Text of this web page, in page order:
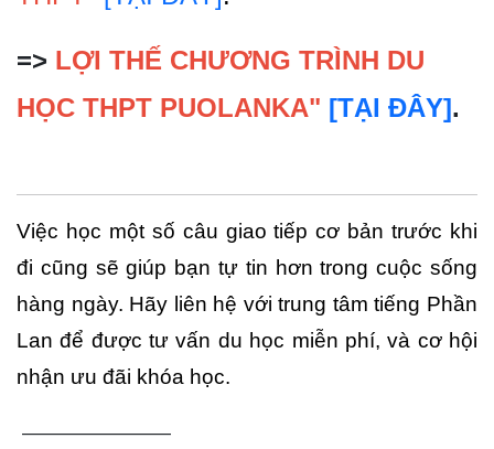
=> LỢI THẾ CHƯƠNG TRÌNH DU
HỌC THPT PUOLANKA" [TẠI ĐÂY].
Việc học một số câu giao tiếp cơ bản trước khi
đi cũng sẽ giúp bạn tự tin hơn trong cuộc sống
hàng ngày. Hãy liên hệ với trung tâm tiếng Phần
Lan để được tư vấn du học miễn phí, và cơ hội
nhận ưu đãi khóa học.